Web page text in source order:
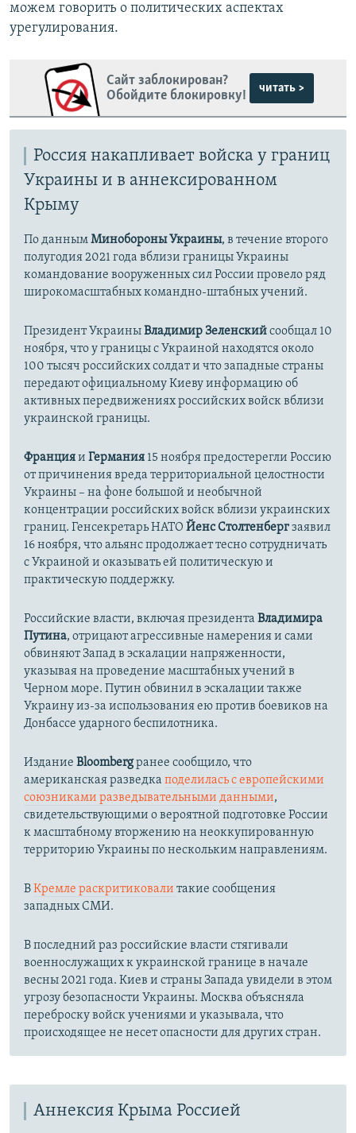
можем говорить о политических аспектах
урегулирования.
Сайт заблокирован?
Обойдите блокировку!
читать >
Россия накапливает войска у границ
Украины и в аннексированном
Крыму
По даннымМинобороны Украины, в течение второго
полугодия 2021 года вблизи границы Украины
командование вооруженных сил России провело ряд
широкомасштабных командно-штабных учений.
Президент УкраиныВладимир Зеленскийсообщал 10
ноября, что у границы с Украиной находятся около
100 тысяч российских солдат и что западные страны
передают официальному Киеву информацию об
активных передвижениях российских войск вблизи
украинской границы.
Францияи Германия 15 ноября предостерегли Россию
от причинения вреда территориальной целостности
Украины – на фоне большой и необычной
концентрации российских войск вблизи украинских
границ. Генсекретарь НАТО Йенс Столтенбергзаявил
16 ноября, что альянс продолжает тесно сотрудничать
с Украиной и оказывать ей политическую и
практическую поддержку.
Российские власти, включая президента Владимира
Путина, отрицают агрессивные намерения и сами
обвиняют Запад в эскалации напряженности,
указывая на проведение масштабных учений в
Черном море. Путин обвинил в эскалации также
Украину из-за использования ею против боевиков на
Донбассе ударного беспилотника.
Издание Bloombergранее сообщило, что
американская разведка поделилась с европейскими
союзниками разведывательными данными,
свидетельствующими о вероятной подготовке России
к масштабному вторжению на неоккупированную
территорию Украины по нескольким направлениям.
ВКремле раскритиковали такие сообщения
западных СМИ.
В последний раз российские власти стягивали
военнослужащих к украинской границе в начале
весны 2021 года. Киев и страны Запада увидели в этом
угрозу безопасности Украины. Москва объясняла
переброску войск учениями и указывала, что
происходящее не несет опасности для других стран.
Аннексия Крыма Россией